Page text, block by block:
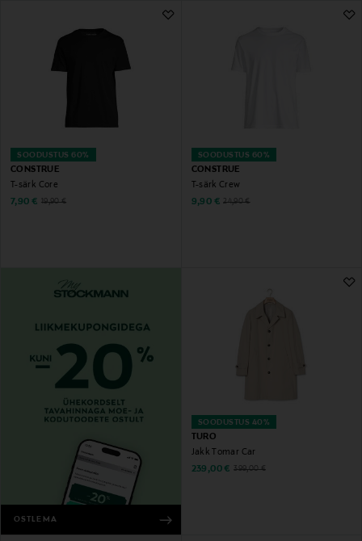
SOODUSTUS 60%
CONSTRUE
T-särk Core
Discounted Price
7,90 € Original Price
19,90 €
SOODUSTUS 60%
CONSTRUE
T-särk Crew
Discounted Price
9,90 € Original Price
24,90 €
OSTLEMA
SOODUSTUS 40%
TURO
Jakk Tomar Car
Discounted Price
239,00 € Original Price
399,00 €